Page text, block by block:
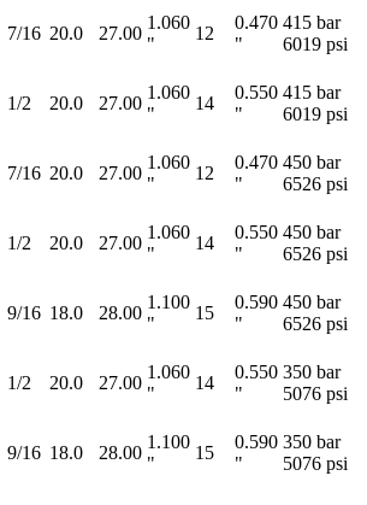
7/16 20.0 27.00
1.060
"
12
0.470
"
415 bar
6019 psi
1/2 20.0 27.00
1.060
"
14
0.550
"
415 bar
6019 psi
7/16 20.0 27.00
1.060
"
12
0.470
"
450 bar
6526 psi
1/2 20.0 27.00
1.060
"
14
0.550
"
450 bar
6526 psi
9/16 18.0 28.00
1.100
"
15
0.590
"
450 bar
6526 psi
1/2 20.0 27.00
1.060
"
14
0.550
"
350 bar
5076 psi
9/16 18.0 28.00
1.100
"
15
0.590
"
350 bar
5076 psi